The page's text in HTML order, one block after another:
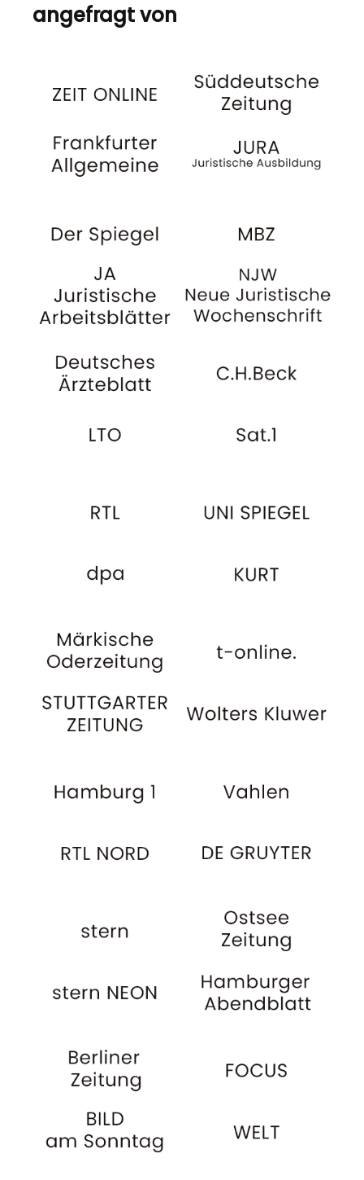
angefragt von